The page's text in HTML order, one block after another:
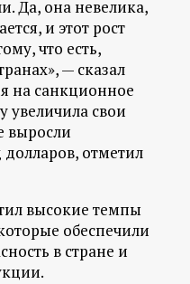
Да, она невелика,
и этот рост
что есть,
— сказал
на санкционное
увеличила свои
выросли
отметил
высокие темпы
обеспечили
в стране и